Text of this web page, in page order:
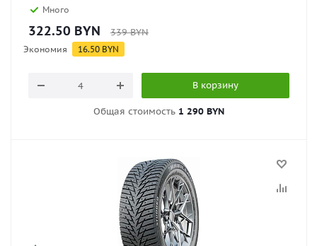
Много
322.50 BYN 339BYN
Экономия 16.50 BYN
В корзину
Общая стоимость 1 290 BYN